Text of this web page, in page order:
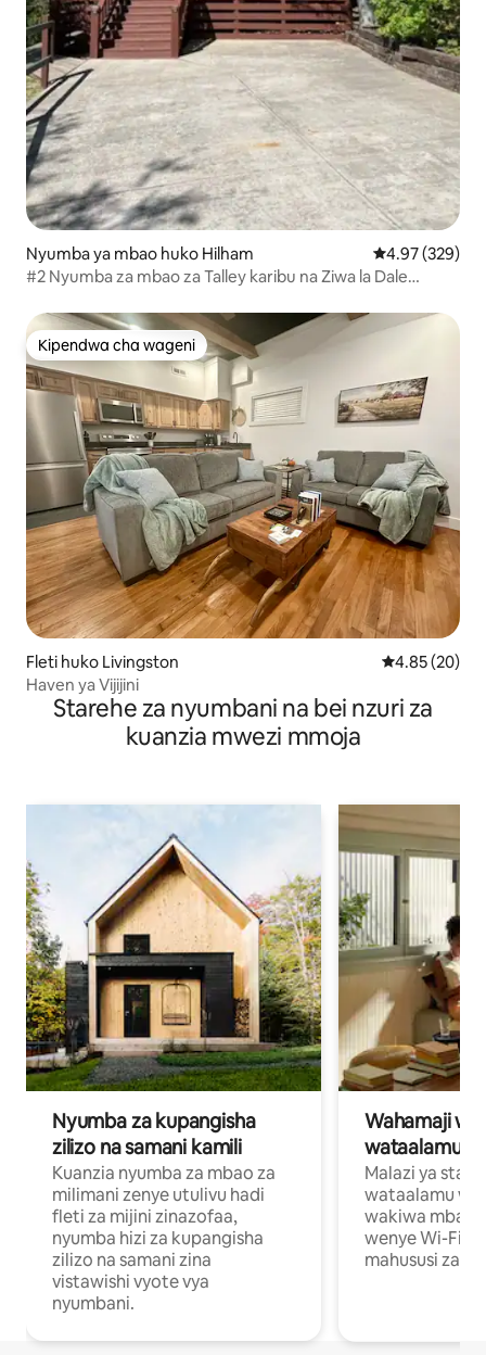
Nyumba ya mbao huko Hilham Ukadiriaji wa
4.97 (329)
#2 Nyumba za mbao za Talley karibu na Ziwa la Dale
Kipendwa cha wageni
Kipendwa cha wageni
Fleti huko Livingston Ukadiriaji wa
4.85 (20)
Haven ya Vijijini
Starehe za nyumbani na bei nzuri za
kuanzia mwezi mmoja
Nyumba za kupangisha
zilizo na samani kamili
Kuanzia nyumba za mbao za
milimani zenye utulivu hadi
fleti za mijini zinazofaa,
nyumba hizi za kupangisha
zilizo na samani zina
vistawishi vyote vya
nyumbani.
Wahamaji
wataalamu
Malazi ya
wataalamu
wakiwa mbali
wenye Wi-Fi
mahususi za